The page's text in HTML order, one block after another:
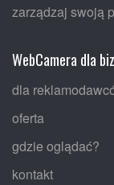
zarządzaj swoją
WebCamera dla
dla
oferta
gdzie oglądać?
kontakt